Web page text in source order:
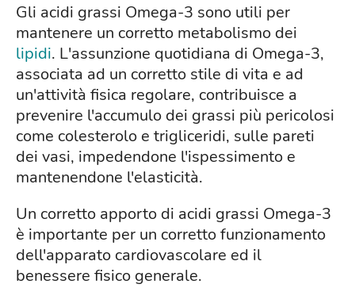
Gli acidi grassi Omega-3 sono utili per
mantenere un corretto metabolismo dei
lipidi. L'assunzione quotidiana di Omega-3,
associata ad un corretto stile di vita e ad
un'attività fisica regolare, contribuisce a
prevenire l'accumulo dei grassi più pericolosi
come colesterolo e trigliceridi, sulle pareti
dei vasi, impedendone l'ispessimento e
mantenendone l'elasticità.
Un corretto apporto di acidi grassi Omega-3
è importante per un corretto funzionamento
dell'apparato cardiovascolare ed il
benessere fisico generale.